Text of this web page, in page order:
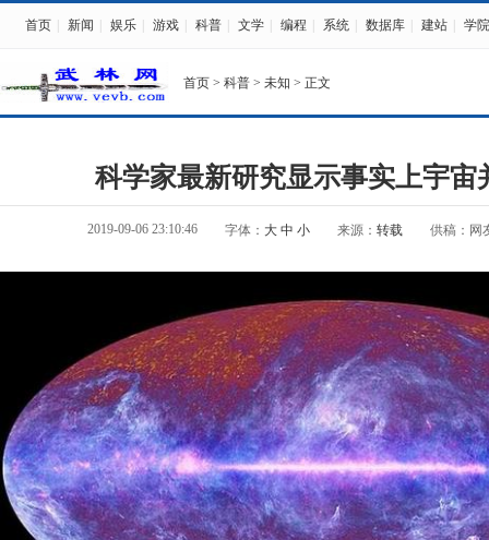
首页 新闻 娱乐 游戏 科普 文学 编程 系统 数据库 建站 学院
首页 > 科普 > 未知 > 正文
科学家最新研究显示事实上宇宙
2019-09-06 23:10:46 字体： 大 中 小 来源： 转载 供稿：网